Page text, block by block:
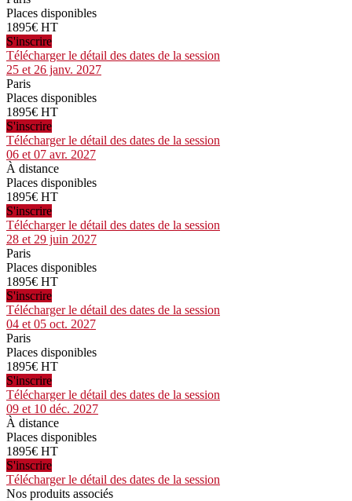
Places disponibles
1895€ HT
S'inscrire
Télécharger le détail des dates de la session
25 et 26 janv. 2027
Paris
Places disponibles
1895€ HT
S'inscrire
Télécharger le détail des dates de la session
06 et 07 avr. 2027
À distance
Places disponibles
1895€ HT
S'inscrire
Télécharger le détail des dates de la session
28 et 29 juin 2027
Paris
Places disponibles
1895€ HT
S'inscrire
Télécharger le détail des dates de la session
04 et 05 oct. 2027
Paris
Places disponibles
1895€ HT
S'inscrire
Télécharger le détail des dates de la session
09 et 10 déc. 2027
À distance
Places disponibles
1895€ HT
S'inscrire
Télécharger le détail des dates de la session
Nos produits associés